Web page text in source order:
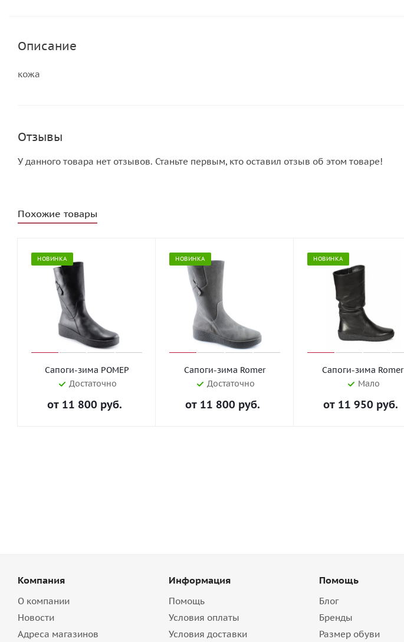
Описание
кожа
Отзывы
У данного товара нет отзывов. Станьте первым, кто оставил отзыв об этом товаре!
Похожие товары
НОВИНКА
Сапоги-зима РОМЕР
Достаточно
от 11 800 руб.
НОВИНКА
Сапоги-зима Romer
Достаточно
от 11 800 руб.
НОВИНКА
Сапоги-зима Romer
Мало
от 11 950 руб.
Компания
О компании
Новости
Адреса магазинов
Информация
Помощь
Условия оплаты
Условия доставки
Помощь
Блог
Бренды
Размер обуви